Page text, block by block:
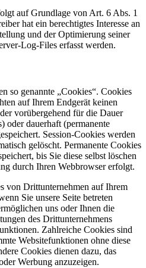
auf Grundlage von Art. 6 Abs. 1
hat ein berechtigtes Interesse an
und der Optimierung seiner
Log-Files erfasst werden.
so genannte „Cookies“. Cookies
auf Ihrem Endgerät keinen
vorübergehend für die Dauer
oder dauerhaft (permanente
Session-Cookies werden
gelöscht. Permanente Cookies
bis Sie diese selbst löschen
durch Ihren Webbrowser erfolgt.
von Drittunternehmen auf Ihrem
Sie unsere Seite betreten
uns oder Ihnen die
des Drittunternehmens
Zahlreiche Cookies sind
Websitefunktionen ohne diese
Cookies dienen dazu, das
Werbung anzuzeigen.